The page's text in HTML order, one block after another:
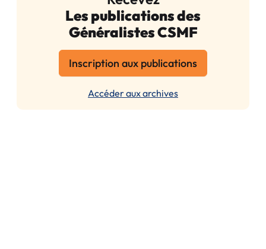
Les publications des
Généralistes CSMF
Inscription aux publications
Accéder aux archives